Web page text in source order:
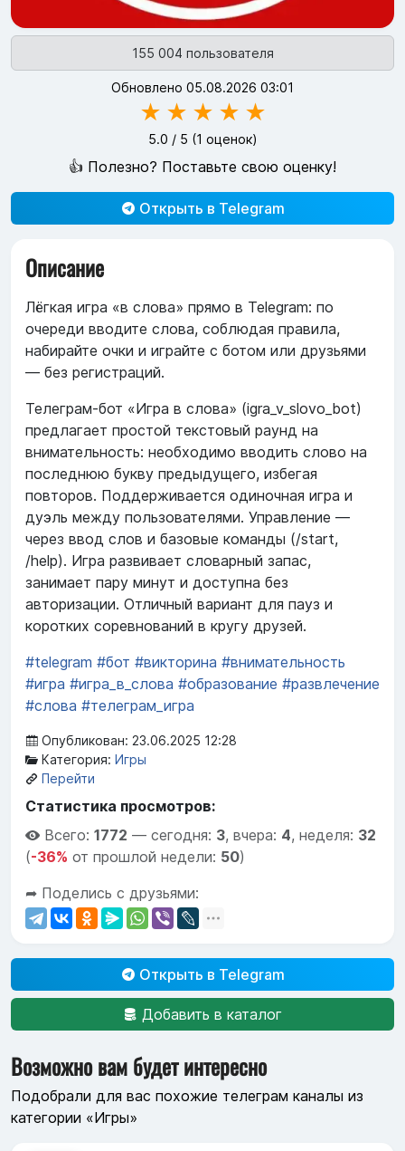
155 004 пользователя
Обновлено 05.08.2026 03:01
★ ★ ★ ★ ★
5.0 / 5 (1 оценок)
👍 Полезно? Поставьте свою оценку!
Открыть в Telegram
Описание
Лёгкая игра «в слова» прямо в Telegram: по
очереди вводите слова, соблюдая правила,
набирайте очки и играйте с ботом или друзьями
— без регистраций.
Телеграм-бот «Игра в слова» (igra_v_slovo_bot)
предлагает простой текстовый раунд на
внимательность: необходимо вводить слово на
последнюю букву предыдущего, избегая
повторов. Поддерживается одиночная игра и
дуэль между пользователями. Управление —
через ввод слов и базовые команды (/start,
/help). Игра развивает словарный запас,
занимает пару минут и доступна без
авторизации. Отличный вариант для пауз и
коротких соревнований в кругу друзей.
#telegram #бот #викторина #внимательность
#игра #игра_в_слова #образование #развлечение
#слова #телеграм_игра
Опубликован: 23.06.2025 12:28
Категория: Игры
Перейти
Статистика просмотров:
Всего: 1772 — сегодня: 3, вчера: 4, неделя: 32
(-36% от прошлой недели: 50)
➦ Поделись с друзьями:
Открыть в Telegram
Добавить в каталог
Возможно вам будет интересно
Подобрали для вас похожие телеграм каналы из
категории «Игры»